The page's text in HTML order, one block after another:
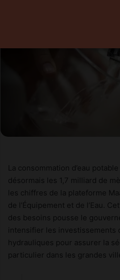
La consommation d’eau
désormais les 1,7 milliard de
les chiffres de la plateforme
de l’Équipement et de l’Eau.
des besoins pousse le
intensifier les investissements
hydrauliques pour assurer la
particulier dans les grandes